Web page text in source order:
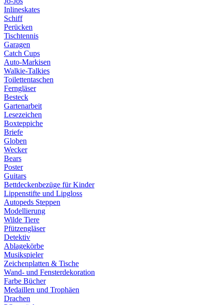
Inlineskates
Schiff
Perücken
Tischtennis
Garagen
Catch Cups
Auto-Markisen
Walkie-Talkies
Toilettentaschen
Ferngläser
Besteck
Gartenarbeit
Lesezeichen
Boxteppiche
Briefe
Globen
Wecker
Bears
Poster
Guitars
Bettdeckenbezüge für Kinder
Lippenstifte und Lipgloss
Autopeds Steppen
Modellierung
Wilde Tiere
Pfützengläser
Detektiv
Ablagekörbe
Musikspieler
Zeichenplatten & Tische
Wand- und Fensterdekoration
Farbe Bücher
Medaillen und Trophäen
Drachen